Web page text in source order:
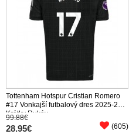
Tottenham Hotspur Cristian Romero
#17 Vonkajší futbalový dres 2025-26
Krátky Rukáv
99.88€
28.95€ (605)